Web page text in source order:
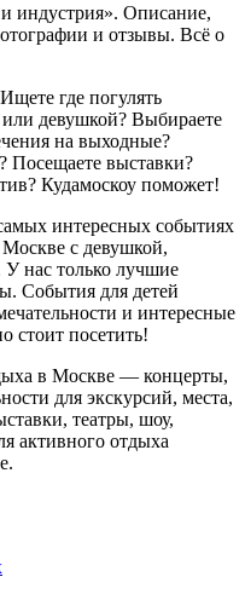
индустрия». Описание,
и отзывы. Всё о
где погулять
или девушкой? Выбираете
на выходные?
Посещаете выставки?
Кудамоскоу поможет!
интересных событиях
с девушкой,
нас только лучшие
События для детей
и интересные
стоит посетить!
в Москве — концерты,
для экскурсий, места,
театры, шоу,
активного отдыха